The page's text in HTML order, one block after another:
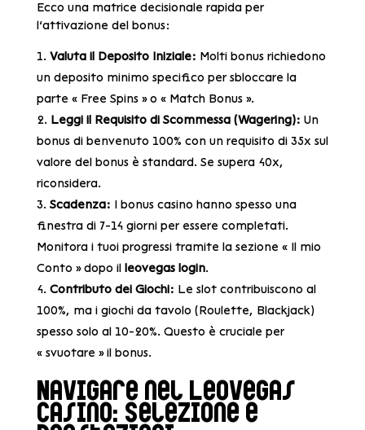
Ecco una matrice decisionale rapida per
l’attivazione del bonus:
Valuta il Deposito Iniziale: Molti bonus richiedono
un deposito minimo specifico per sbloccare la
parte « Free Spins » o « Match Bonus ».
Leggi il Requisito di Scommessa (Wagering): Un
bonus di benvenuto 100% con un requisito di 35x sul
valore del bonus è standard. Se supera 40x,
riconsidera.
Scadenza: I bonus casino hanno spesso una
finestra di 7-14 giorni per essere completati.
Monitora i tuoi progressi tramite la sezione « Il mio
Conto » dopo il leovegas login.
Contributo dei Giochi: Le slot contribuiscono al
100%, ma i giochi da tavolo (Roulette, Blackjack)
spesso solo al 10-20%. Questo è cruciale per
« svuotare » il bonus.
Navigare nel LeoVegas
Casino: Selezione e